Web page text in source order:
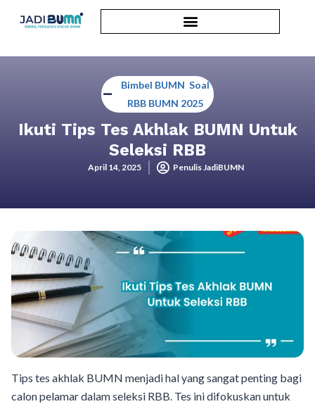
Bimbel BUMN ,Soal
RBB BUMN 2025
Ikuti Tips Tes Akhlak BUMN Untuk
Seleksi RBB
April 14, 2025 Penulis JadiBUMN
Tips tes akhlak BUMN menjadi hal yang sangat penting bagi
calon pelamar dalam seleksi RBB. Tes ini difokuskan untuk